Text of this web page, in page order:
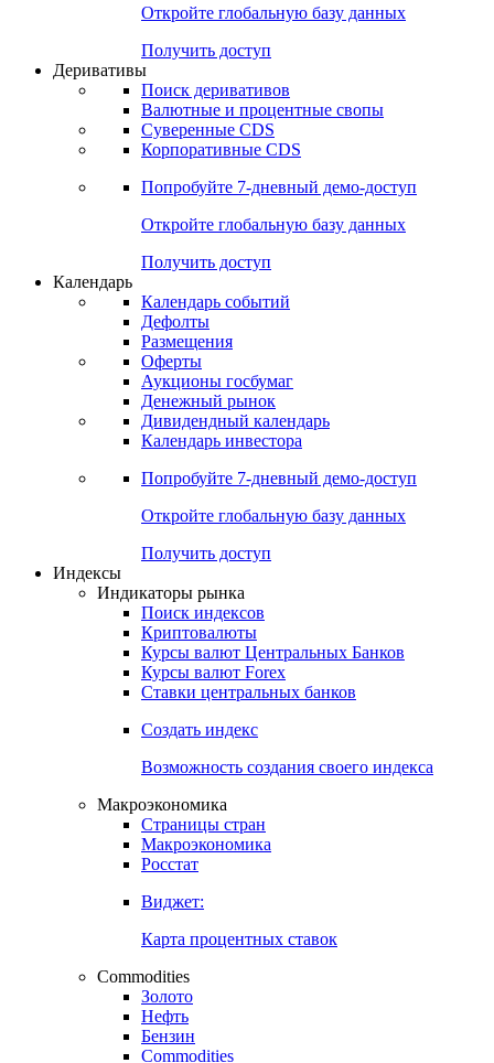
Откройте глобальную базу данных
Получить доступ
Деривативы
Поиск деривативов
Валютные и процентные свопы
Суверенные CDS
Корпоративные CDS
Попробуйте 7-дневный демо-доступ
Откройте глобальную базу данных
Получить доступ
Календарь
Календарь событий
Дефолты
Размещения
Оферты
Аукционы госбумаг
Денежный рынок
Дивидендный календарь
Календарь инвестора
Попробуйте 7-дневный демо-доступ
Откройте глобальную базу данных
Получить доступ
Индексы
Индикаторы рынка
Поиск индексов
Криптовалюты
Курсы валют Центральных Банков
Курсы валют Forex
Ставки центральных банков
Создать индекс
Возможность создания своего индекса
Макроэкономика
Страницы стран
Макроэкономика
Росстат
Виджет:
Карта процентных ставок
Commodities
Золото
Нефть
Бензин
Commodities